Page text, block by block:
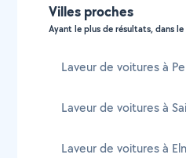
Villes proches
Ayant le plus de résultats, dans
Laveur de voitures à
Laveur de voitures à
Laveur de voitures à